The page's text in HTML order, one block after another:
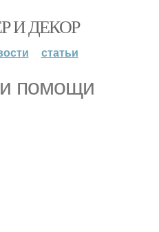
И ДЕКОР
статьи
помощи